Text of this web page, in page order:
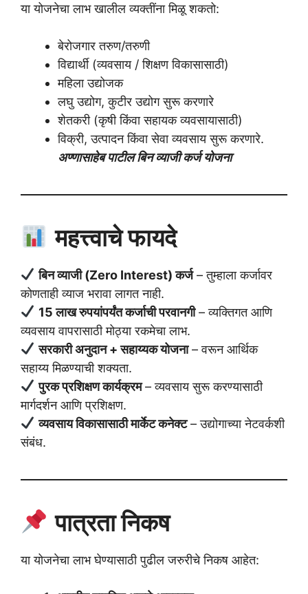
या योजनेचा लाभ खालील व्यक्तींना मिळू शकतो:
बेरोजगार तरुण/तरुणी
विद्यार्थी (व्यवसाय / शिक्षण विकासासाठी)
महिला उद्योजक
लघु उद्योग, कुटीर उद्योग सुरू करणारे
शेतकरी (कृषी किंवा सहायक व्यवसायासाठी)
विक्री, उत्पादन किंवा सेवा व्यवसाय सुरू करणारे.
अण्णासाहेब पाटील बिन व्याजी कर्ज योजना
महत्त्वाचे फायदे
बिन व्याजी (Zero Interest) कर्ज– तुम्हाला कर्जावर
कोणताही व्याज भरावा लागत नाही.
15 लाख रुपयांपर्यंत कर्जाची परवानगी– व्यक्तिगत आणि
व्यवसाय वापरासाठी मोठ्या रकमेचा लाभ.
सरकारी अनुदान + सहाय्यक योजना– वरून आर्थिक
सहाय्य मिळण्याची शक्यता.
पुरक प्रशिक्षण कार्यक्रम– व्यवसाय सुरू करण्यासाठी
मार्गदर्शन आणि प्रशिक्षण.
व्यवसाय विकासासाठी मार्केट कनेक्ट– उद्योगाच्या नेटवर्कशी
संबंध.
पात्रता निकष
या योजनेचा लाभ घेण्यासाठी पुढील जरुरीचे निकष आहेत: